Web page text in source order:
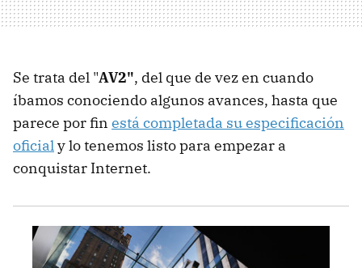
Se trata del "AV2", del que de vez en cuando
íbamos conociendo algunos avances, hasta que
parece por fin está completada su especificación
oficialy lo tenemos listo para empezar a
conquistar Internet.